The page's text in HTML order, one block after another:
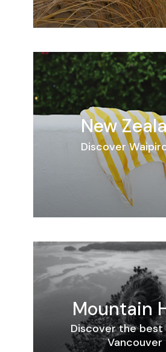
New
Discover
Mountain
Discover the best
Vancouver